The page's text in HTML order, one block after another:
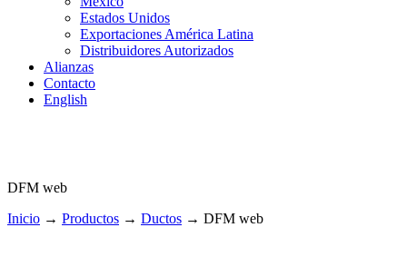
Estados Unidos
Exportaciones América Latina
Distribuidores Autorizados
Alianzas
Contacto
English
DFM web
Inicio → Productos → Ductos → DFM web